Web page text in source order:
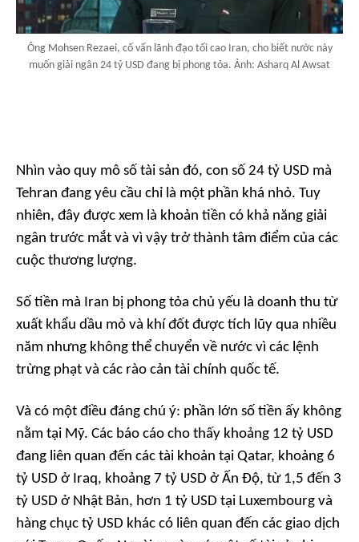
Ông Mohsen Rezaei, cố vấn lãnh đạo tối cao Iran, cho biết nước này
muốn giải ngân 24 tỷ USD đang bị phong tỏa. Ảnh: Asharq Al Awsat
Nhìn vào quy mô số tài sản đó, con số 24 tỷ USD mà
Tehran đang yêu cầu chỉ là một phần khá nhỏ. Tuy
nhiên, đây được xem là khoản tiền có khả năng giải
ngân trước mắt và vì vậy trở thành tâm điểm của các
cuộc thương lượng.
Số tiền mà Iran bị phong tỏa chủ yếu là doanh thu từ
xuất khẩu dầu mỏ và khí đốt được tích lũy qua nhiều
năm nhưng không thể chuyển về nước vì các lệnh
trừng phạt và các rào cản tài chính quốc tế.
Và có một điều đáng chú ý: phần lớn số tiền ấy không
nằm tại Mỹ. Các báo cáo cho thấy khoảng 12 tỷ USD
đang liên quan đến các tài khoản tại Qatar, khoảng 6
tỷ USD ở Iraq, khoảng 7 tỷ USD ở Ấn Độ, từ 1,5 đến 3
tỷ USD ở Nhật Bản, hơn 1 tỷ USD tại Luxembourg và
hàng chục tỷ USD khác có liên quan đến các giao dịch